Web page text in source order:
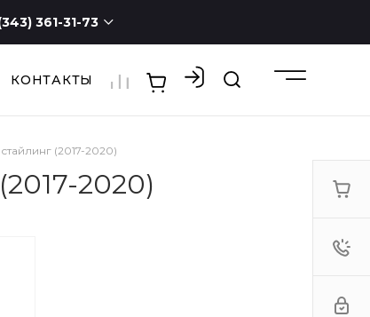
361-31-73
(343) 361-31-73
КОНТАКТЫ
(2017-2020)
2020)